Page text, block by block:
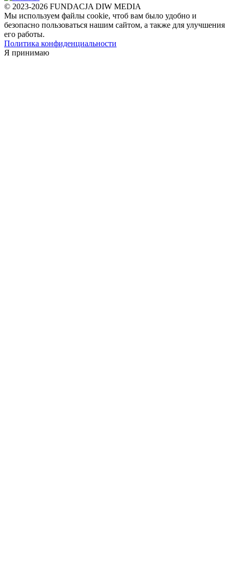
© 2023-2026 FUNDACJA DIW MEDIA
Мы используем файлы cookie, чтоб вам было удобно и
безопасно пользоваться нашим сайтом, а также для улучшения
его работы.
Политика конфиденциальности
Я принимаю